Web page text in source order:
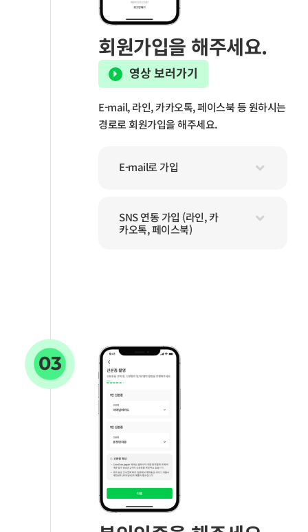
회원가입을 해주세요.
영상 보러가기
E-mail, 라인, 카카오톡, 페이스북 등 원하시는
경로로 회원가입을 해주세요.
E-mail로 가입
SNS 연동 가입 (라인, 카
카오톡, 페이스북)
03